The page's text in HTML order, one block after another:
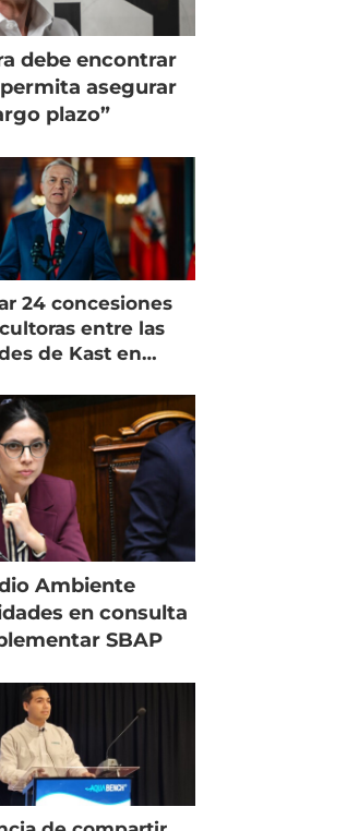
debe encontrar
asegurar
plazo”
24 concesiones
entre las
de Kast en
Ambiente
en consulta
SBAP